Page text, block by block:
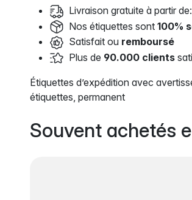
Livraison gratuite à partir
Nos étiquettes sont 100%
Satisfait ou remboursé
Plus de 90.000 clients
Étiquettes d’expédition avec
étiquettes, permanent
Souvent achetés